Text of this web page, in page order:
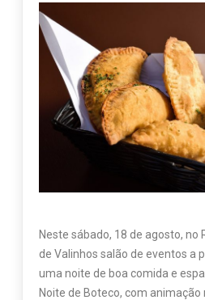
Neste sábado, 18 de agosto, no
de Valinhos salão de eventos a
uma noite de boa comida e
Noite de Boteco, com animação